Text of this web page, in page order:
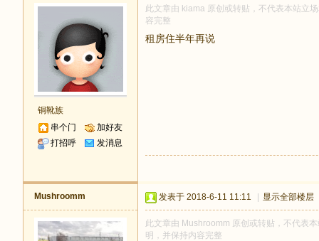
铜靴族
串个门
加好友
打招呼
发消息
此文章由 kiama 原创或转贴，不代表本站立
容完整
租房住半年再说
Mushroomm 发表于 2018-6-11 11:11 显示全部楼层
此文章由 Mushroomm 原创或转贴，不代表
明，并保持内容完整